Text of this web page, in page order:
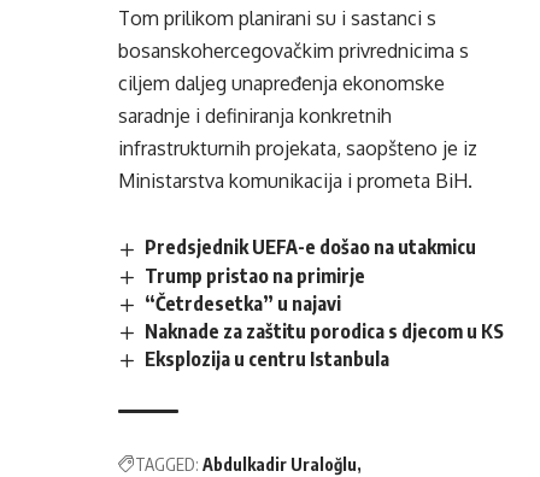
Tom prilikom planirani su i sastanci s
bosanskohercegovačkim privrednicima s
ciljem daljeg unapređenja ekonomske
saradnje i definiranja konkretnih
infrastrukturnih projekata, saopšteno je iz
Ministarstva komunikacija i prometa BiH.
Predsjednik UEFA-e došao na utakmicu
Trump pristao na primirje
“Četrdesetka” u najavi
Naknade za zaštitu porodica s djecom u KS
Eksplozija u centru Istanbula
TAGGED: Abdulkadir Uraloğlu